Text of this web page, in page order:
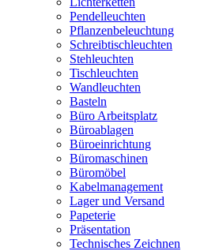
Pendelleuchten
Pflanzenbeleuchtung
Schreibtischleuchten
Stehleuchten
Tischleuchten
Wandleuchten
Basteln
Büro Arbeitsplatz
Büroablagen
Büroeinrichtung
Büromaschinen
Büromöbel
Kabelmanagement
Lager und Versand
Papeterie
Präsentation
Technisches Zeichnen